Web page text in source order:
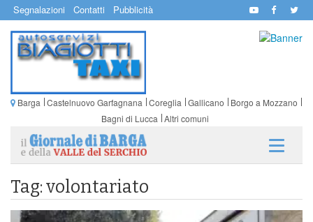
Segnalazioni Contatti Pubblicità
Barga Castelnuovo Garfagnana Coreglia Gallicano
Borgo a Mozzano
Bagni di Lucca Altri comuni
Tag: volontariato